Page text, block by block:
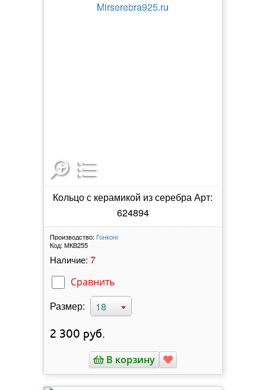
Кольцо с керамикой из серебра Арт:
624894
Производство: Гонконг
Код: МКВ255
Наличие: 7
Сравнить
Размер: 18
2 300 руб.
В корзину